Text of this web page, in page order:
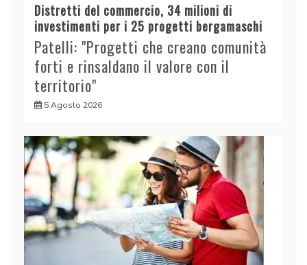
Distretti del commercio, 34 milioni di
investimenti per i 25 progetti bergamaschi
Patelli: "Progetti che creano comunità
forti e rinsaldano il valore con il
territorio"
5 Agosto 2026